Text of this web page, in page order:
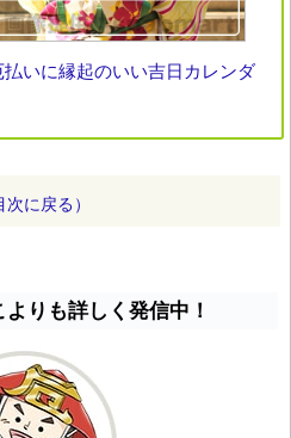
いに縁起のいい吉日カレンダ
次に戻る）
りも詳しく発信中！